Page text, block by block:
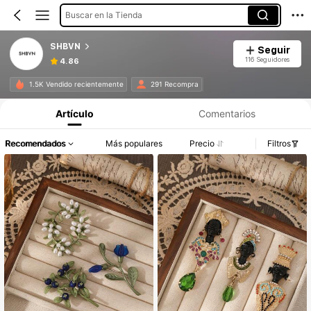
Buscar en la Tienda
SHBVN
4.86
Seguir
116 Seguidores
1.5K Vendido recientemente 291 Recompra
Artículo Comentarios
Recomendados Más populares Precio Filtros